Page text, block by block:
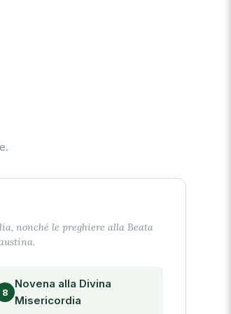
nonché le preghiere alla Beata
8
Novena alla Divina
Misericordia